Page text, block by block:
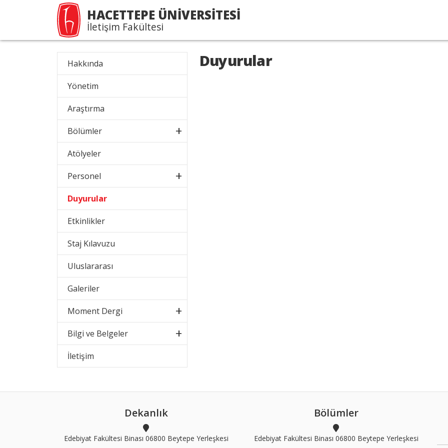
HACETTEPE ÜNİVERSİTESİ
İletişim Fakültesi
Hakkında
Yönetim
Araştırma
Bölümler
Atölyeler
Personel
Duyurular
Etkinlikler
Staj Kılavuzu
Uluslararası
Galeriler
Moment Dergi
Bilgi ve Belgeler
İletişim
Duyurular
Dekanlık
Edebiyat Fakültesi Binası 06800 Beytepe Yerleşkesi
Bölümler
Edebiyat Fakültesi Binası 06800 Beytepe Yerleşkesi